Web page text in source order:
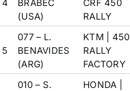
4
BRABEC
(USA)
CRF 450
RALLY
5
077 – L.
BENAVIDES
(ARG)
KTM | 450
RALLY
FACTORY
010 – S.
HONDA